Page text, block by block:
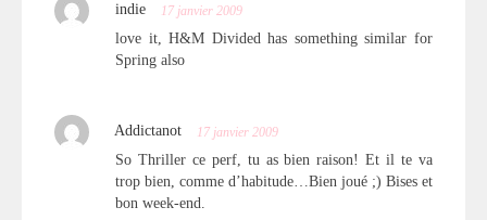
indie 17 janvier 2009
love it, H&M Divided has something similar for
Spring also
Addictanot 17 janvier 2009
So Thriller ce perf, tu as bien raison! Et il te va
trop bien, comme d’habitude…Bien joué ;) Bises et
bon week-end.